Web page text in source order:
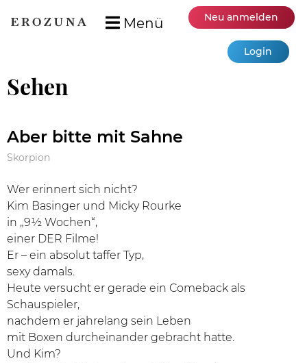
Menü Neu anmelden
Login
Sehen
Aber bitte mit Sahne
Skorpion
Wer erinnert sich nicht?
Kim Basinger und Micky Rourke
in „9½ Wochen“,
einer DER Filme!
Er – ein absolut taffer Typ,
sexy damals.
Heute versucht er gerade ein Comeback als
Schauspieler,
nachdem er jahrelang sein Leben
mit Boxen durcheinander gebracht hatte.
Und Kim?